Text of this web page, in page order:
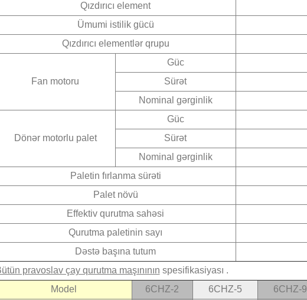
Qızdırıcı element
Ümumi istilik gücü
Qızdırıcı elementlər qrupu
Fan motoru
Güc
Sürət
Nominal gərginlik
Dönər motorlu palet
Güc
Sürət
Nominal gərginlik
Paletin fırlanma sürəti
Palet növü
Effektiv qurutma sahəsi
Qurutma paletinin sayı
Dəstə başına tutum
pravoslav çay qurutma maşınının spesifikasiyası .
Model
6CHZ-2 6CHZ-5 6CHZ-9